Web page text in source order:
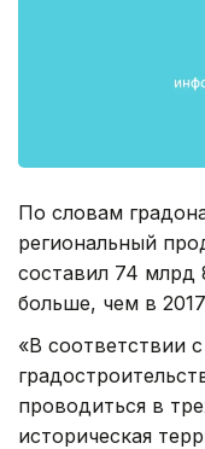
По словам
региональный
составил 74 млрд
больше, чем в
«В соответствии
проводиться в
историческая